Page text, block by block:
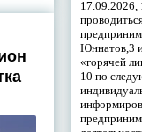
17.09.2026,
Юннатов,3
«горячей
10 по